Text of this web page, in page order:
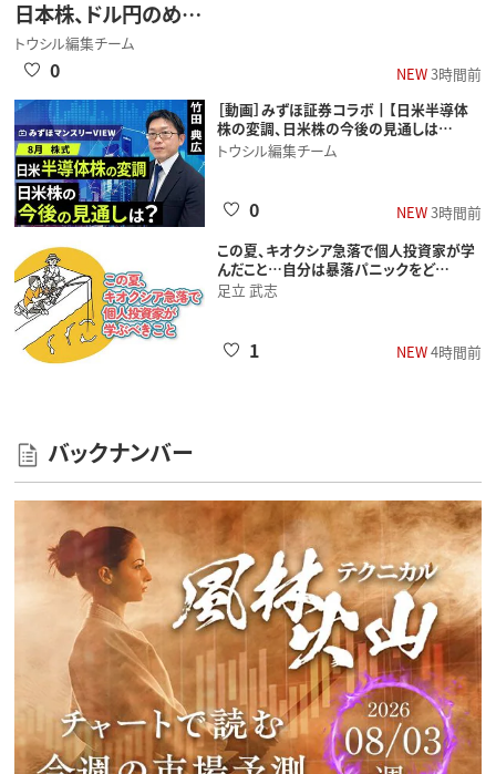
日本株、ドル円のめ…
トウシル編集チーム
NEW3時間前
0
［動画］みずほ証券コラボ┃【日米半導体
株の変調、日米株の今後の見通しは…
トウシル編集チーム
NEW3時間前
0
この夏、キオクシア急落で個人投資家が学
んだこと…自分は暴落パニックをど…
足立 武志
NEW4時間前
1
バックナンバー